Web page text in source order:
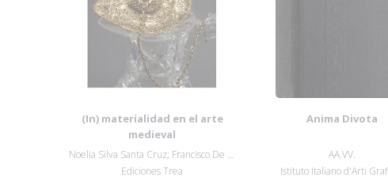
(In) materialidad en el arte
medieval
Noelia Silva Santa Cruz; Francisco De Así...
Ediciones Trea
Anima Divota
AA.VV.
Istituto Italiano d'Arti